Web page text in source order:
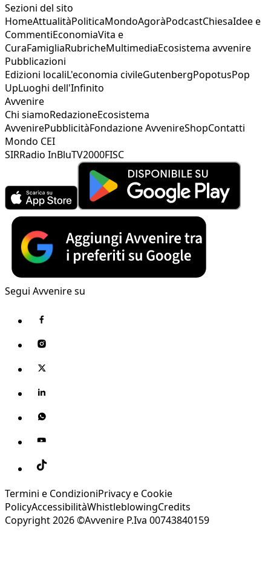
Sezioni del sito
HomeAttualitàPoliticaMondoAgoràPodcastChiesaIdee e
CommentiEconomiaVita e
CuraFamigliaRubricheMultimediaEcosistema avvenire
Pubblicazioni
Edizioni localiL'economia civileGutenbergPopotusPop
UpLuoghi dell'Infinito
Avvenire
Chi siamoRedazioneEcosistema
AvvenirePubblicitàFondazione AvvenireShopContatti
Mondo CEI
SIRRadio InBluTV2000FISC
Segui Avvenire su
Termini e CondizioniPrivacy e Cookie
PolicyAccessibilitàWhistleblowingCredits
Copyright 2026 ©Avvenire P.Iva 00743840159